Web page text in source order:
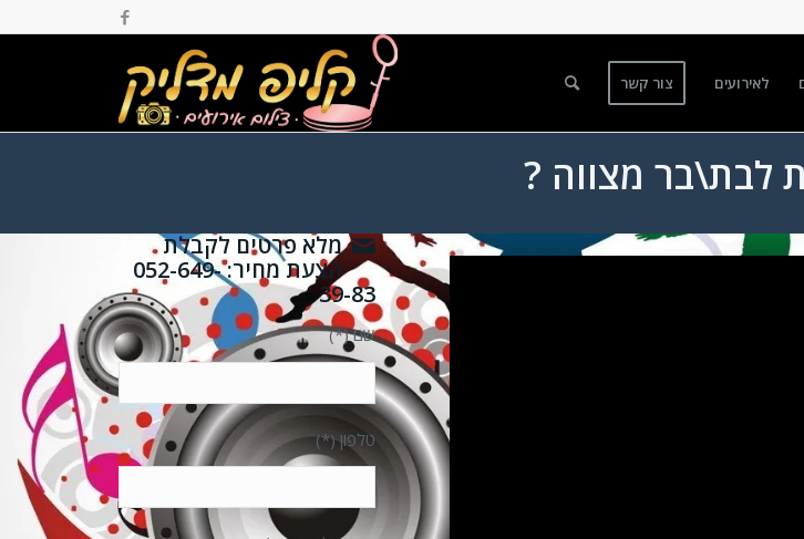
לאירועים צור קשר
לבת\בר מצווה ?
מלא פרטים לקבלת
הצעת מחיר: 052-649-
39-83
שם (*)
טלפון (*)